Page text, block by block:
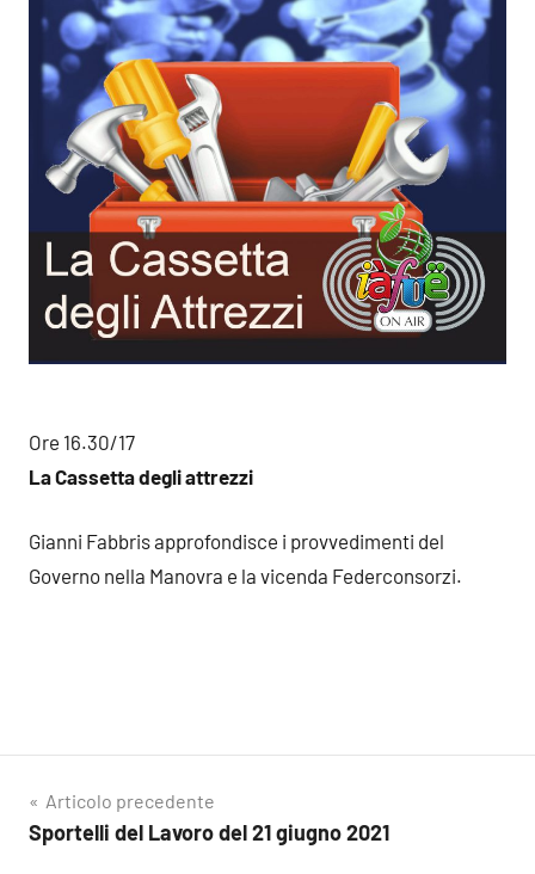
Ore 16.30/17
La Cassetta degli attrezzi
Gianni Fabbris approfondisce i provvedimenti del
Governo nella Manovra e la vicenda Federconsorzi.
Navigazione
articoli
Articolo precedente
Sportelli del Lavoro del 21 giugno 2021